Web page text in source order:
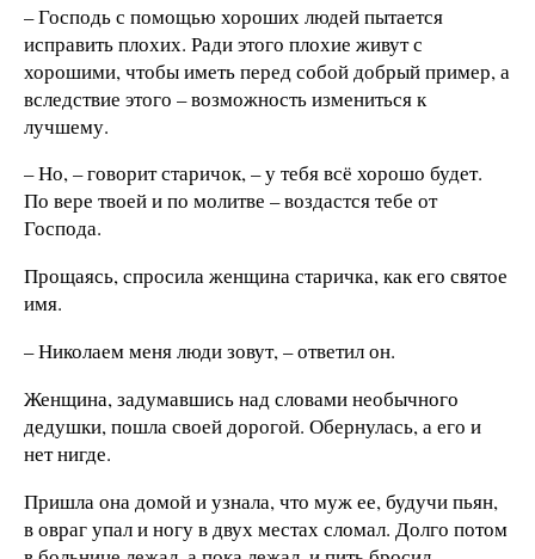
– Господь с помощью хороших людей пытается
исправить плохих. Ради этого плохие живут с
хорошими, чтобы иметь перед собой добрый пример, а
вследствие этого – возможность измениться к
лучшему.
– Но, – говорит старичок, – у тебя всё хорошо будет.
По вере твоей и по молитве – воздастся тебе от
Господа.
Прощаясь, спросила женщина старичка, как его святое
имя.
– Николаем меня люди зовут, – ответил он.
Женщина, задумавшись над словами необычного
дедушки, пошла своей дорогой. Обернулась, а его и
нет нигде.
Пришла она домой и узнала, что муж ее, будучи пьян,
в овраг упал и ногу в двух местах сломал. Долго потом